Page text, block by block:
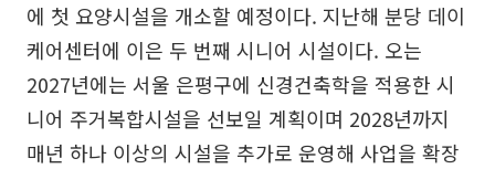
에 첫 요양시설을 개소할 예정이다. 지난해 분당 데이
케어센터에 이은 두 번째 시니어 시설이다. 오는
2027년에는 서울 은평구에 신경건축학을 적용한 시
니어 주거복합시설을 선보일 계획이며 2028년까지
매년 하나 이상의 시설을 추가로 운영해 사업을 확장